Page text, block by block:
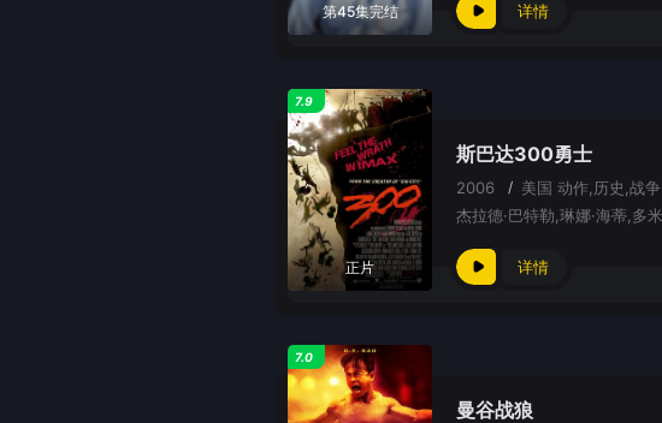
第45集完结 详情
正片
7.9
斯巴达300勇士
2006 / 美国动作,历史,战争
详情
7.0
曼谷战狼